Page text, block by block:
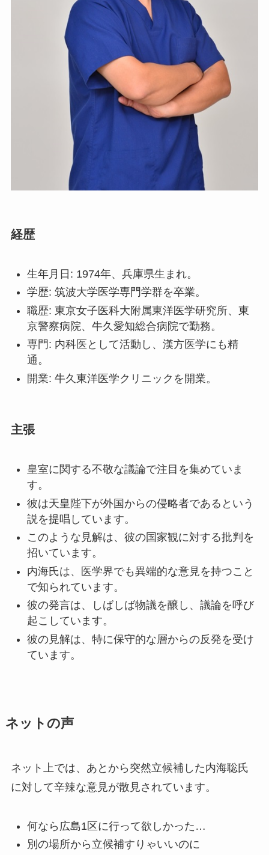
経歴
生年月日: 1974年、兵庫県生まれ。
学歴: 筑波大学医学専門学群を卒業。
職歴: 東京女子医科大附属東洋医学研究所、東
京警察病院、牛久愛知総合病院で勤務。
専門: 内科医として活動し、漢方医学にも精
通。
開業: 牛久東洋医学クリニックを開業。
主張
皇室に関する不敬な議論で注目を集めていま
す。
彼は天皇陛下が外国からの侵略者であるという
説を提唱しています。
このような見解は、彼の国家観に対する批判を
招いています。
内海氏は、医学界でも異端的な意見を持つこと
で知られています。
彼の発言は、しばしば物議を醸し、議論を呼び
起こしています。
彼の見解は、特に保守的な層からの反発を受け
ています。
ネットの声
ネット上では、あとから突然立候補した内海聡氏
に対して辛辣な意見が散見されています。
何なら広島1区に行って欲しかった…
別の場所から立候補すりゃいいのに